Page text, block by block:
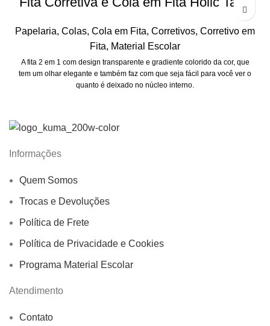
Papelaria, Colas, Cola em Fita, Corretivos, Corretivo em
Fita, Material Escolar
A fita 2 em 1 com design transparente e gradiente colorido da cor, que
tem um olhar elegante e também faz com que seja fácil para você ver o
quanto é deixado no núcleo interno.
Informações
Quem Somos
Trocas e Devoluções
Política de Frete
Política de Privacidade e Cookies
Programa Material Escolar
Atendimento
Contato